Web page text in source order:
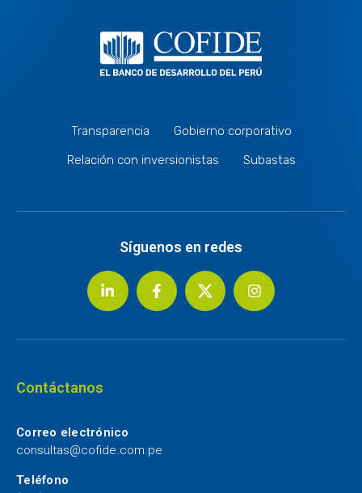
Transparencia
Gobierno corporativo
Relación con inversionistas
Subastas
Síguenos en redes
Contáctanos
Correo electrónico
consultas@cofide.com.pe
Teléfono